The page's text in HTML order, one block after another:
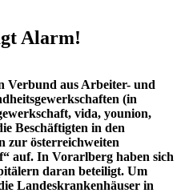
Alarm!
Verbund aus Arbeiter- und
(in
vida, younion,
Beschäftigten in den
zur österreichweiten
auf. In Vorarlberg haben sich
daran beteiligt. Um
Landeskrankenhäuser in